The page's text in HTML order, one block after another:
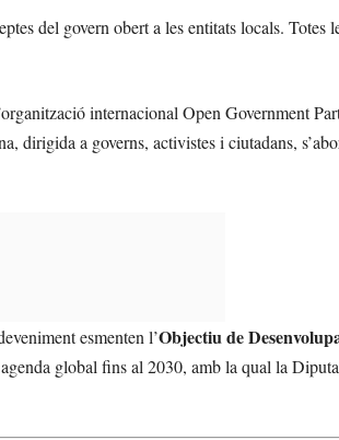
del govern obert a les entitats locals. Totes
internacional Open Government
dirigida a governs, activistes i ciutadans,
esmenten l’Objectiu de
global fins al 2030, amb la qual la